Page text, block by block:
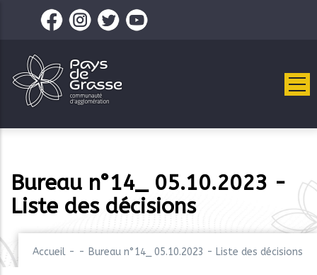
contenu
principal
Bureau n°14_ 05.10.2023 -
Liste des décisions
Accueil - - Bureau n°14_ 05.10.2023 - Liste des décisions